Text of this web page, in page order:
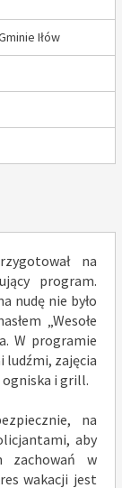
Iłów
na
program.
nudę nie było
„Wesołe
W programie
ludźmi, zajęcia
ogniska i grill.
na
aby
zachowań w
wakacji jest